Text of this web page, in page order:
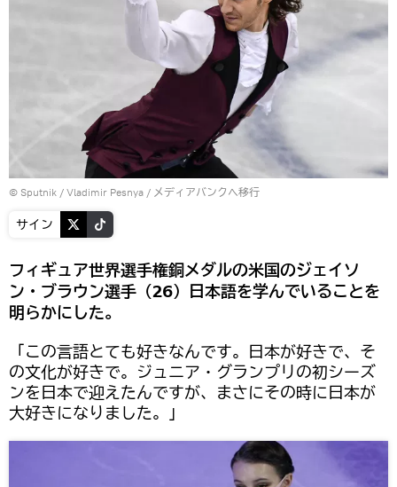
© Sputnik / Vladimir Pesnya / メディアバンクへ移行
サイン
フィギュア世界選手権銅メダルの米国のジェイソ
ン・ブラウン選手（26）日本語を学んでいることを
明らかにした。
「この言語とても好きなんです。日本が好きで、そ
の文化が好きで。ジュニア・グランプリの初シーズ
ンを日本で迎えたんですが、まさにその時に日本が
大好きになりました。」